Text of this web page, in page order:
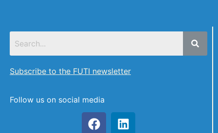
Subscribe to the FUTI newsletter
Follow us on social media